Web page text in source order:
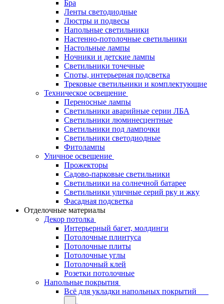
Бра
Ленты светодиодные
Люстры и подвесы
Напольные светильники
Настенно-потолочные светильники
Настольные лампы
Ночники и детские лампы
Светильники точечные
Споты, интерьерная подсветка
Трековые светильники и комплектующие
Техническое освещение
Переносные лампы
Светильники аварийные серии ЛБА
Светильники люминесцентные
Светильники под лампочки
Светильники светодиодные
Фитолампы
Уличное освещение
Прожекторы
Садово-парковые светильники
Светильники на солнечной батарее
Светильники уличные серий рку и жку
Фасадная подсветка
Отделочные материалы
Декор потолка
Интерьерный багет, молдинги
Потолочные плинтуса
Потолочные плиты
Потолочные углы
Потолочный клей
Розетки потолочные
Напольные покрытия
Всё для укладки напольных покрытий